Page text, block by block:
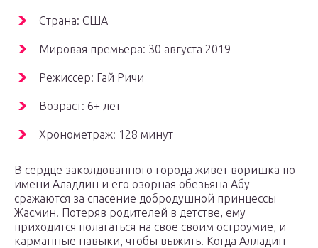
Страна: США
Мировая премьера: 30 августа 2019
Режиссер: Гай Ричи
Возраст: 6+ лет
Хронометраж: 128 минут
В сердце заколдованного города живет воришка по
имени Аладдин и его озорная обезьяна Абу
сражаются за спасение добродушной принцессы
Жасмин. Потеряв родителей в детстве, ему
приходится полагаться на свое своим остроумие, и
карманные навыки, чтобы выжить. Когда Алладин